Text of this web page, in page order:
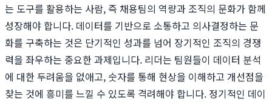
는 도구를 활용하는 사람, 즉 채용팀의 역량과 조직의 문화가 함께
성장해야 합니다. 데이터를 기반으로 소통하고 의사결정하는 문
화를 구축하는 것은 단기적인 성과를 넘어 장기적인 조직의 경쟁
력을 좌우하는 중요한 과제입니다. 리더는 팀원들이 데이터 분석
에 대한 두려움을 없애고, 숫자를 통해 현상을 이해하고 개선점을
찾는 것에 흥미를 느낄 수 있도록 격려해야 합니다. 정기적인 데이